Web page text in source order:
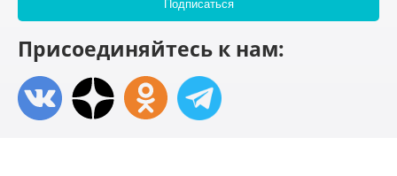
Присоединяйтесь к нам: